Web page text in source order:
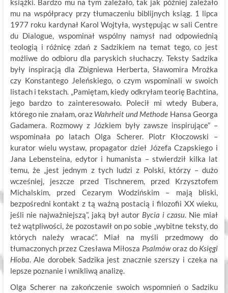
książki. Bardzo mu na tym zależało, tak jak później zależało
mu na współpracy przy tłumaczeniu biblijnych ksiąg. 1 lipca
1977 roku kardynał Karol Wojtyła, występując w sali Centre
du Dialogue, wspominał wspólny namysł nad odpowiednią
teologią i różnicę zdań z Sadzikiem na temat tego, co jest
możliwe do odbioru dla paryskich słuchaczy. Teksty Sadzika
były inspiracją dla Zbigniewa Herberta, Sławomira Mrożka
czy Konstantego Jeleńskiego, o czym wspominali w swoich
listach i tekstach. „Pamiętam, kiedy odkryłam teorię Bachtina,
jego bardzo to zainteresowało. Polecił mi wtedy Bubera,
którego nie znałam, oraz Wahrheit und Methode Hansa Georga
Gadamera. Rozmowy z Józkiem były zawsze inspirujące” –
wspominała po latach Olga Scherer. Piotr Kłoczowski –
kurator wielu wystaw, propagator dzieł Józefa Czapskiego i
Jana Lebensteina, edytor i humanista – stwierdził kilka lat
temu, że „jest jednym z tych ludzi z Polski, którzy – dużo
wcześniej, jeszcze przed Tischnerem, przed Krzysztofem
Michalskim, przed Cezarym Wodzińskim – mają bliski,
bezpośredni kontakt z tą ważną postacią i filozofii XX wieku,
jeśli nie najważniejszą”, jaką był autor Bycia i czasu. Nie miał
też wątpliwości, że pozostawił on po sobie „wybitne teksty, do
których należy wracać”. Miał na myśli przedmowy do
tłumaczonych przez Czesława Miłosza Psalmóworaz do Księgi
Hioba. Ale dorobek Sadzika jest znacznie szerszy i czeka na
lepsze poznanie i wnikliwą analizę.
Olga Scherer na zakończenie swoich wspomnień o Sadziku